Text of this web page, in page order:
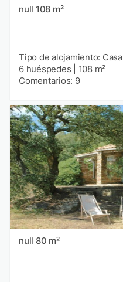
null 108 m²
Tipo de alojamiento: Casa
6 huéspedes
108 m²
Comentarios: 9
null 80 m²